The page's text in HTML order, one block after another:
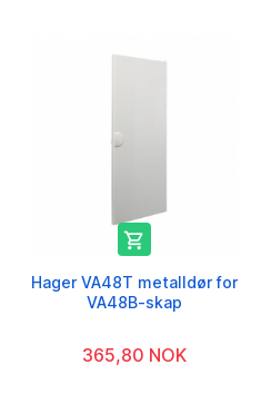

Hager VA48T metalldør for
VA48B-skap
365,80 NOK